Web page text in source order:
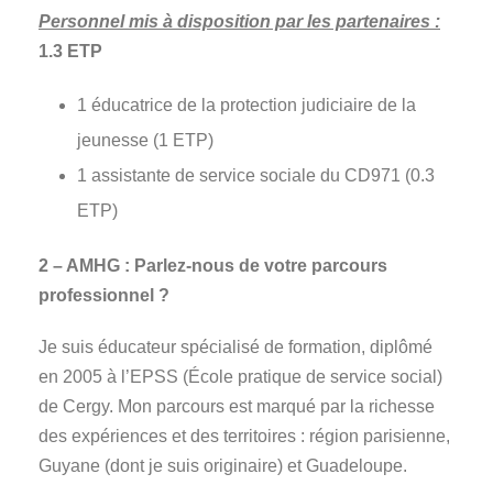
Personnel mis à disposition par les partenaires :
1.3 ETP
1 éducatrice de la protection judiciaire de la
jeunesse (1 ETP)
1 assistante de service sociale du CD971 (0.3
ETP)
2 – AMHG : Parlez-nous de votre parcours
professionnel ?
Je suis éducateur spécialisé de formation, diplômé
en 2005 à l’EPSS (École pratique de service social)
de Cergy. Mon parcours est marqué par la richesse
des expériences et des territoires : région parisienne,
Guyane (dont je suis originaire) et Guadeloupe.